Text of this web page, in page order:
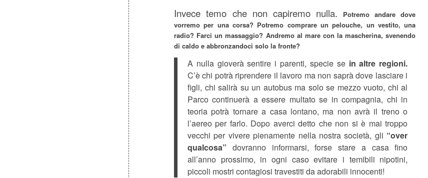
Invece temo che non capiremo nulla.
Potremo andare dove
vorremo per una corsa? Potremo comprare un pelouche, un vestito, una
radio? Farci un massaggio? Andremo al mare con la mascherina, svenendo
di caldo e abbronzandoci solo la fronte?
A nulla gioverà sentire i parenti, specie se in altre regioni.
C’è chi potrà riprendere il lavoro ma non saprà dove lasciare i
figli, chi salirà su un autobus ma solo se mezzo vuoto, chi al
Parco continuerà a essere multato se in compagnia, chi in
teoria potrà tornare a casa lontano, ma non avrà il treno o
l’aereo per farlo. Dopo averci detto che non si è mai troppo
vecchi per vivere pienamente nella nostra società, gli “over
qualcosa” dovranno informarsi, forse stare a casa fino
all’anno prossimo, in ogni caso evitare i temibili nipotini,
piccoli mostri contagiosi travestiti da adorabili innocenti!